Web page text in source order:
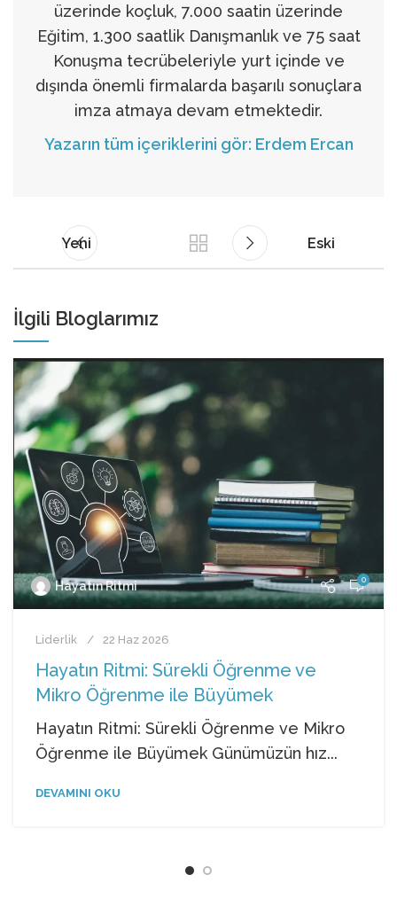
üzerinde koçluk, 7.000 saatin üzerinde
Eğitim, 1.300 saatlik Danışmanlık ve 75 saat
Konuşma tecrübeleriyle yurt içinde ve
dışında önemli firmalarda başarılı sonuçlara
imza atmaya devam etmektedir.
Yazarın tüm içeriklerini gör: Erdem Ercan
Yeni Eski
İlgili Bloglarımız
Hayatın Ritmi 0
Liderlik 22 Haz 2026
Hayatın Ritmi: Sürekli Öğrenme ve
Mikro Öğrenme ile Büyümek
Hayatın Ritmi: Sürekli Öğrenme ve Mikro
Öğrenme ile Büyümek Günümüzün hız...
DEVAMINI OKU